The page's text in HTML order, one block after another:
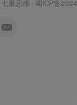
七量思维 · 蜀ICP备